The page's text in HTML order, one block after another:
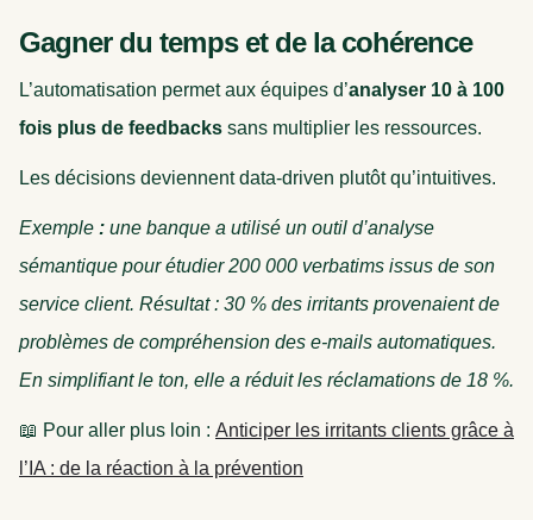
Gagner du temps et de la cohérence
L’automatisation permet aux équipes d’analyser 10 à 100
fois plus de feedbacks sans multiplier les ressources.
Les décisions deviennent data-driven plutôt qu’intuitives.
Exemple : une banque a utilisé un outil d’analyse
sémantique pour étudier 200 000 verbatims issus de son
service client. Résultat : 30 % des irritants provenaient de
problèmes de compréhension des e-mails automatiques.
En simplifiant le ton, elle a réduit les réclamations de 18 %.
📖 Pour aller plus loin : Anticiper les irritants clients grâce à
l’IA : de la réaction à la prévention